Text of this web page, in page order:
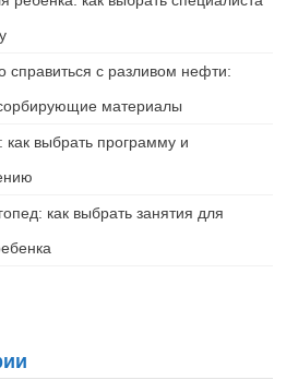
справиться с разливом нефти:
материалы
выбрать программу и
как выбрать занятия для